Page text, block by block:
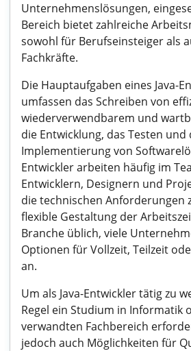
Unternehmenslösungen,
Bereich bietet zahlreiche
sowohl für Berufseinsteiger als
Fachkräfte.
Die Hauptaufgaben eines Java-
umfassen das Schreiben von
wiederverwendbarem und
die Entwicklung, das Testen und
Implementierung von
Entwickler arbeiten häufig im
Entwicklern, Designern und
die technischen Anforderungen
flexible Gestaltung der
Branche üblich, viele
Optionen für Vollzeit, Teilzeit
an.
Um als Java-Entwickler tätig zu
Regel ein Studium in Informatik
verwandten Fachbereich
jedoch auch Möglichkeiten für